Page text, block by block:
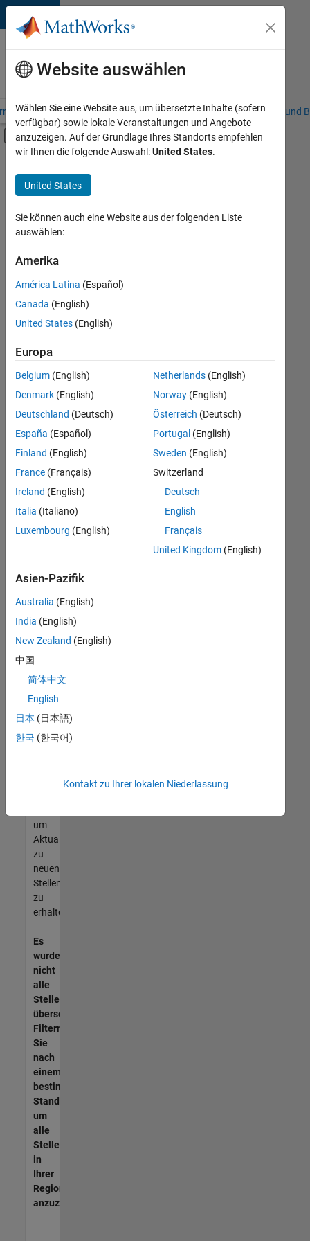
Weiter zum Inhalt
Karriere
bei
MathWorks
– Übersicht Stellensuche Niederlassungen Studierende und
Umschaltung für Off-Canvas-
Hauptinhalt
Advanced Support
Business Applications and Tools
Infrastructure and Architecture
Technical Writing
Web Applications and Services
+4
Derzeit
es
keine
offenen
Stellen,
Ihren
Suchkriterien
entsprechen.
können
die
Suchkriterien
weiter
fassen
oder
alle
Stellenangebote
anzeigen .
noch
keine
offenen
Stellen
können,
die
Ihren
entsprechen,
werden
unseres
um
Aktualisierungen
zu
neuen
Stellenangeboten
zu
erhalten.
Es
wurden
nicht
alle
Stellen
übersetzt.
Filtern
Sie
nach
einem
bestimmten
Standort,
um
alle
Stellenangebote
in
Ihrer
Region
anzuzeigen.
Website auswählen
Wählen Sie eine Website aus, um übersetzte Inhalte (sofern
verfügbar) sowie lokale Veranstaltungen und Angebote
anzuzeigen. Auf der Grundlage Ihres Standorts empfehlen
wir Ihnen die folgende Auswahl:United States.
United States
Sie können auch eine Website aus der folgenden Liste
auswählen:
Amerika
América Latina (Español)
Canada (English)
United States (English)
Europa
Belgium (English)
Denmark (English)
Deutschland (Deutsch)
España (Español)
Finland (English)
France (Français)
Ireland (English)
Italia (Italiano)
Luxembourg (English)
Netherlands(English)
Norway(English)
Österreich (Deutsch)
Portugal (English)
Sweden (English)
Switzerland
Deutsch
English
Français
United Kingdom(English)
Asien-Pazifik
Australia (English)
India (English)
New Zealand (English)
中国
简体中文
English
日本 (日本語)
한국 (한국어)
Kontakt zu Ihrer lokalen Niederlassung